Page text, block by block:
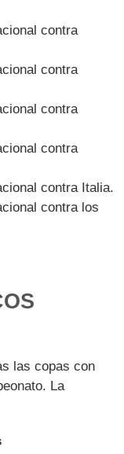
contra
contra
contra
contra
contra Italia.
contra los
las copas con
La